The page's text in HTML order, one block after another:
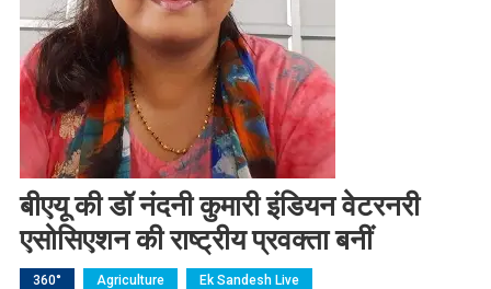
बीएयू की डॉ नंदनी कुमारी इंडियन वेटरनरी
एसोसिएशन की राष्ट्रीय प्रवक्ता बनीं
360° Agriculture Ek Sandesh Live